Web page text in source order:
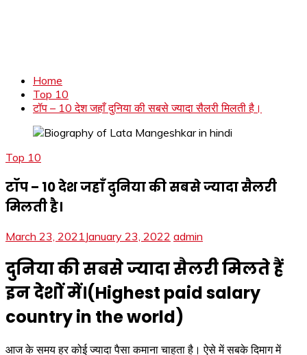
Home
Top 10
टॉप – 10 देश जहाँ दुनिया की सबसे ज्यादा सैलरी मिलती है।
Top 10
टॉप – 10 देश जहाँ दुनिया की सबसे ज्यादा सैलरी
मिलती है।
March 23, 2021January 23, 2022 admin
दुनिया की सबसे ज्यादा सैलरी मिलते हैं
इन देशों में।(Highest paid salary
country in the world)
आज के समय हर कोई ज्यादा पैसा कमाना चाहता है। ऐसे में सबके दिमाग में